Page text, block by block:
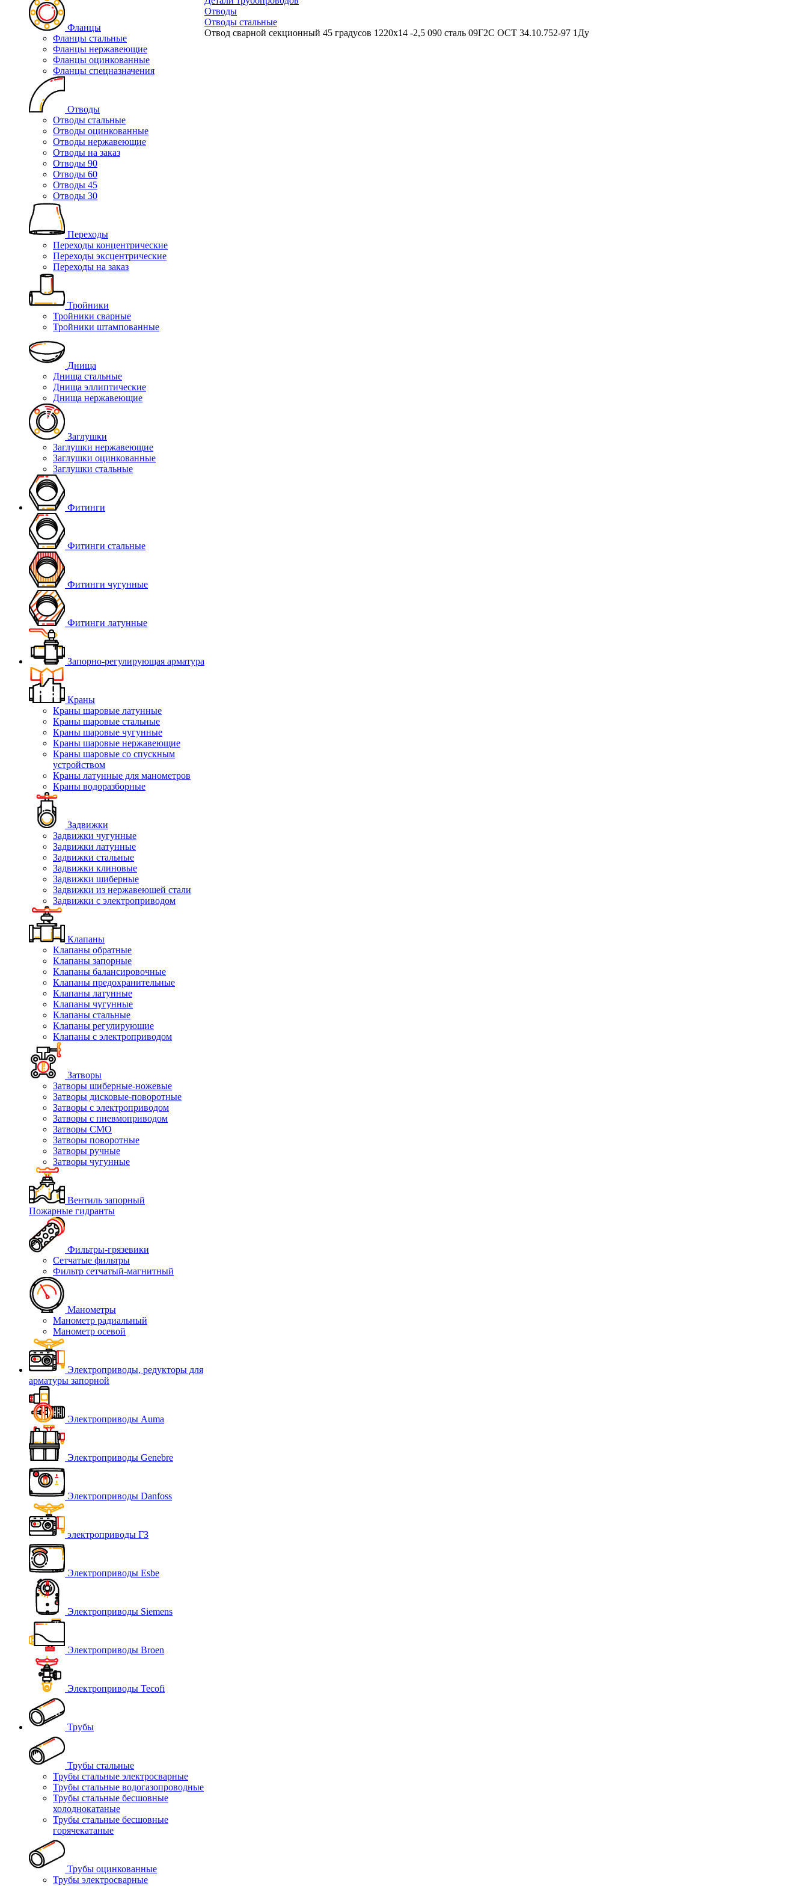
Фланцы
Фланцы стальные
Фланцы нержавеющие
Фланцы оцинкованные
Фланцы спецназначения
Отводы
Отводы стальные
Отводы оцинкованные
Отводы нержавеющие
Отводы на заказ
Отводы 90
Отводы 60
Отводы 45
Отводы 30
Переходы
Переходы концентрические
Переходы эксцентрические
Переходы на заказ
Тройники
Тройники сварные
Тройники штампованные
Днища
Днища стальные
Днища эллиптические
Днища нержавеющие
Заглушки
Заглушки нержавеющие
Заглушки оцинкованные
Заглушки стальные
Фитинги
Фитинги стальные
Фитинги чугунные
Фитинги латунные
Запорно-регулирующая арматура
Краны
Краны шаровые латунные
Краны шаровые стальные
Краны шаровые чугунные
Краны шаровые нержавеющие
Краны шаровые со спускным
устройством
Краны латунные для манометров
Краны водоразборные
Задвижки
Задвижки чугунные
Задвижки латунные
Задвижки стальные
Задвижки клиновые
Задвижки шиберные
Задвижки из нержавеющей стали
Задвижки с электроприводом
Клапаны
Клапаны обратные
Клапаны запорные
Клапаны балансировочные
Клапаны предохранительные
Клапаны латунные
Клапаны чугунные
Клапаны стальные
Клапаны регулирующие
Клапаны с электроприводом
Затворы
Затворы шиберные-ножевые
Затворы дисковые-поворотные
Затворы с электроприводом
Затворы с пневмоприводом
Затворы СМО
Затворы поворотные
Затворы ручные
Затворы чугунные
Вентиль запорный
Пожарные гидранты
Фильтры-грязевики
Сетчатые фильтры
Фильтр сетчатый-магнитный
Манометры
Манометр радиальный
Манометр осевой
Электроприводы, редукторы для
арматуры запорной
Электроприводы Auma
Электроприводы Genebre
Электроприводы Danfoss
электроприводы ГЗ
Электроприводы Esbe
Электроприводы Siemens
Электроприводы Broen
Электроприводы Tecofi
Трубы
Трубы стальные
Трубы стальные электросварные
Трубы стальные водогазопроводные
Трубы стальные бесшовные
холоднокатаные
Трубы стальные бесшовные
горячекатаные
Трубы оцинкованные
Трубы электросварные
Отводы
Отводы стальные
Отвод сварной секционный 45 градусов 1220х14 -2,5 090 сталь 09Г2С ОСТ 34.10.752-97 1Ду